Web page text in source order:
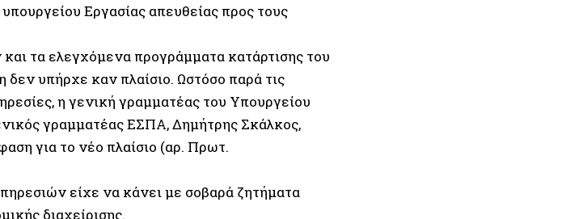
Εργασίας απευθείας προς τους
και τα ελεγχόμενα προγράμματα κατάρτισης του
υπήρχε καν πλαίσιο. Ωστόσο παρά τις
η γενική γραμματέας του Υπουργείου
γραμματέας ΕΣΠΑ, Δημήτρης Σκάλκος,
για το νέο πλαίσιο (αρ. Πρωτ.
είχε να κάνει με σοβαρά ζητήματα
διαχείρισης.